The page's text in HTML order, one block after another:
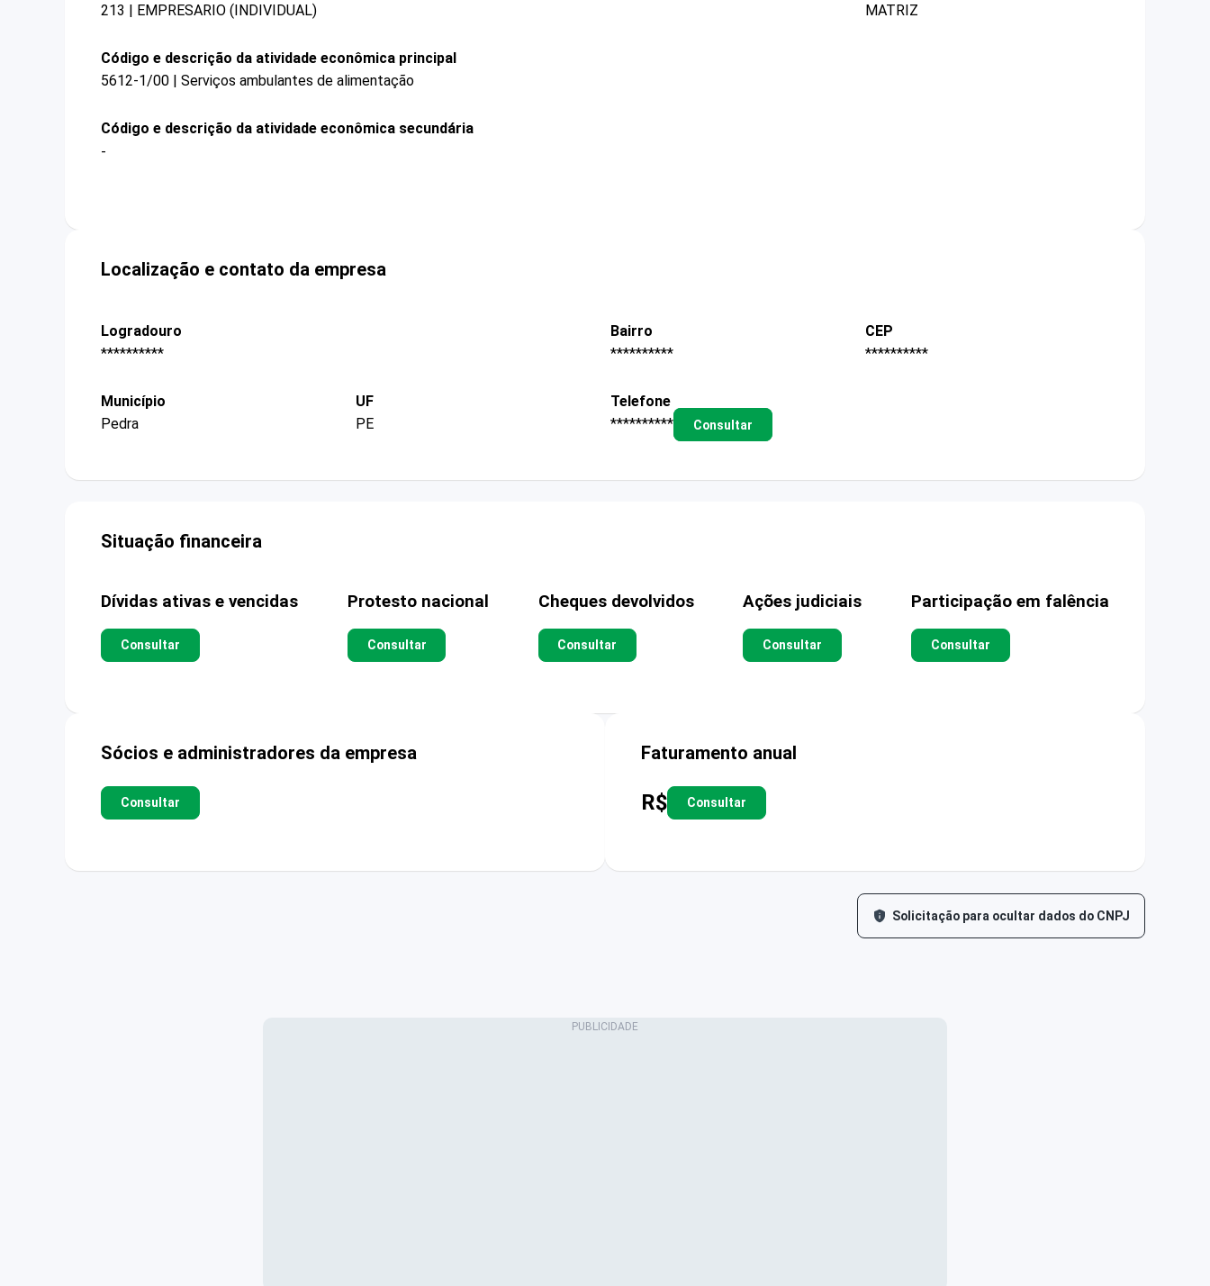
213 | EMPRESARIO (INDIVIDUAL)
MATRIZ
Código e descrição da atividade econômica principal
5612-1/00 | Serviços ambulantes de alimentação
Código e descrição da atividade econômica secundária
-
Localização e contato da empresa
Logradouro
**********
Bairro
**********
CEP
**********
Município
Pedra
UF
PE
Telefone
**********
Consultar
Situação financeira
Dívidas ativas e vencidas
Consultar
Protesto nacional
Consultar
Cheques devolvidos
Consultar
Ações judiciais
Consultar
Participação em falência
Consultar
Sócios e administradores da empresa
Consultar
Faturamento anual
R$ Consultar
Solicitação para ocultar dados do CNPJ